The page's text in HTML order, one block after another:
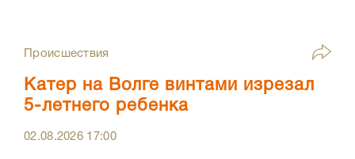
Происшествия
Катер на Волге винтами изрезал
5-летнего ребенка
02.08.2026 17:00